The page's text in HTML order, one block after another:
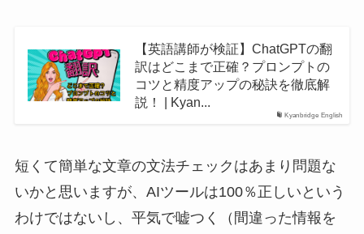
Kyanbridge English
【英語講師が検証】ChatGPTの翻
訳はどこまで正確？プロンプトの
コツと精度アップの秘訣を徹底解
説！ | Kyan...
短くて簡単な文章の文法チェックはあまり問題な
いかと思いますが、AIツールは100％正しいという
わけではないし、平気で嘘つく（間違った情報を